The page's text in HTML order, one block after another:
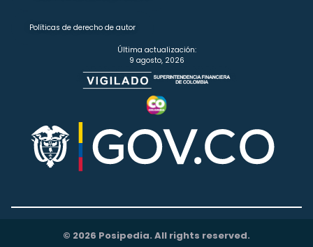
Políticas de derecho de autor
Última actualización:
9 agosto, 2026
© 2026 Posipedia. All rights reserved.